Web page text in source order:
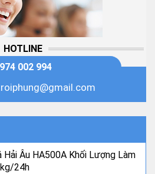
HOTLINE
002 994
Hải Âu HA500A Khối Lượng Làm
24h